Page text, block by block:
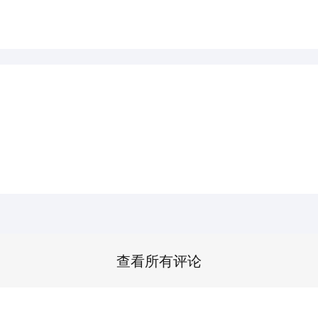
查看所有评论